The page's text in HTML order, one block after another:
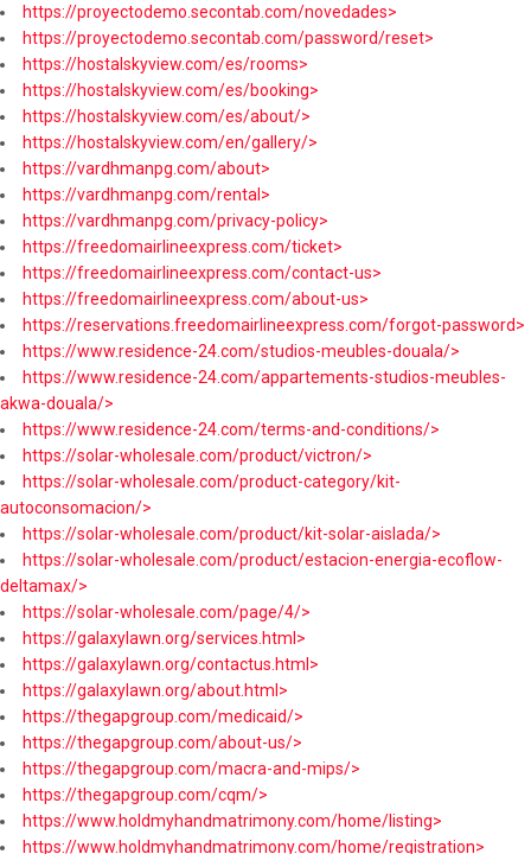
https://proyectodemo.secontab.com/novedades>
https://proyectodemo.secontab.com/password/reset>
https://hostalskyview.com/es/rooms>
https://hostalskyview.com/es/booking>
https://hostalskyview.com/es/about/>
https://hostalskyview.com/en/gallery/>
https://vardhmanpg.com/about>
https://vardhmanpg.com/rental>
https://vardhmanpg.com/privacy-policy>
https://freedomairlineexpress.com/ticket>
https://freedomairlineexpress.com/contact-us>
https://freedomairlineexpress.com/about-us>
https://reservations.freedomairlineexpress.com/forgot-password>
https://www.residence-24.com/studios-meubles-douala/>
https://www.residence-24.com/appartements-studios-meubles-
akwa-douala/>
https://www.residence-24.com/terms-and-conditions/>
https://solar-wholesale.com/product/victron/>
https://solar-wholesale.com/product-category/kit-
autoconsomacion/>
https://solar-wholesale.com/product/kit-solar-aislada/>
https://solar-wholesale.com/product/estacion-energia-ecoflow-
deltamax/>
https://solar-wholesale.com/page/4/>
https://galaxylawn.org/services.html>
https://galaxylawn.org/contactus.html>
https://galaxylawn.org/about.html>
https://thegapgroup.com/medicaid/>
https://thegapgroup.com/about-us/>
https://thegapgroup.com/macra-and-mips/>
https://thegapgroup.com/cqm/>
https://www.holdmyhandmatrimony.com/home/listing>
https://www.holdmyhandmatrimony.com/home/registration>